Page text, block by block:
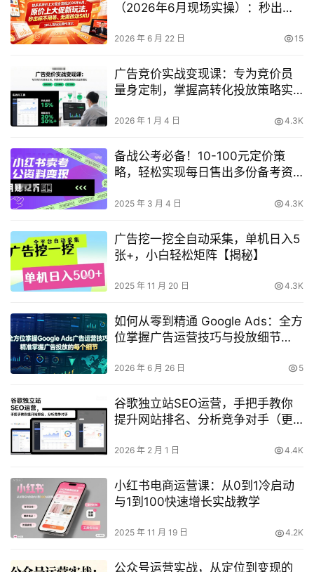
（2026年6月现场实操）：秒出
2026 年 6 月 22 日 15
广告竞价实战变现课：专为竞价员
量身定制，掌握高转化投放策略实
2026 年 1 月 4 日 4.3K
备战公考必备！10-100元定价策
略，轻松实现每日售出多份备考资
2025 年 3 月 4 日 4.3K
广告挖一挖全自动采集，单机日入5
张+，小白轻松矩阵【揭秘】
2025 年 11 月 20 日 4.3K
如何从零到精通 Google Ads：全方
位掌握广告运营技巧与投放细节
2026 年 6 月 26 日 5
谷歌独立站SEO运营，手把手教你
提升网站排名、分析竞争对手（更
2026 年 2 月 1 日 4.4K
小红书电商运营课：从0到1冷启动
与1到100快速增长实战教学
2025 年 11 月 19 日 4.2K
公众号运营实战，从定位到变现的